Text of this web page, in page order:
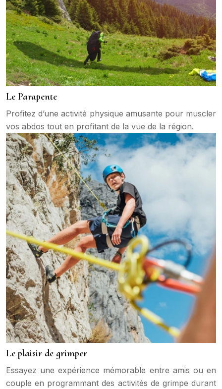
Le Parapente
Profitez d’une activité physique amusante pour muscler
vos abdos tout en profitant de la vue de la région.
Le plaisir de grimper
Essayez une expérience mémorable entre amis ou en
couple en programmant des activités de grimpe durant